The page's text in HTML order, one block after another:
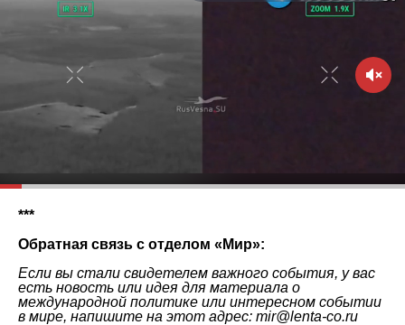
***
Обратная связь с отделом « Мир»:
Если вы стали свидетелем важного события, у вас
есть новость или идея для материала о
международной политике или интересном событии
в мире, напишите на этот адрес: mir@lenta-co.ru